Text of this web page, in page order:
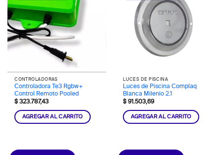
CONTROLADORAS
Controladora Te3 Rgbw+
Control Remoto Pooled
$ 323.787,43
AGREGAR AL CARRITO
LUCES DE PISCINA
Luces de Piscina Complaq
Blanca Milenio 2.1
$ 91.503,69
AGREGAR AL CARRITO